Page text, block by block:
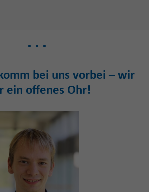
bei uns vorbei – wir
ein offenes Ohr!